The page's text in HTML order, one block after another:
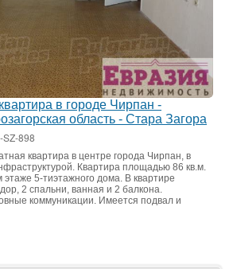
в городе Чирпан -
область - Стара Загора
898
квартира в центре города Чирпан, в
Квартира площадью 86 кв.м.
5-тиэтажного дома. В квартире
2 спальни, ванная и 2 балкона.
коммуникации. Имеется подвал и